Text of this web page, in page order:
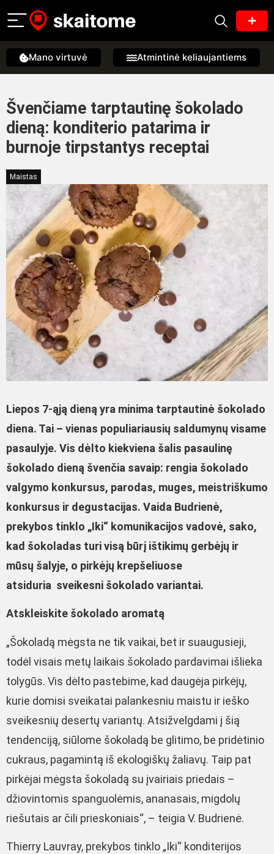
Mano virtuvė Atmintinė keliaujantiems
Švenčiame tarptautinę šokolado
dieną: konditerio patarima ir
burnoje tirpstantys receptai
Maistas
Liepos 7-ąją dieną yra minima tarptautinė šokolado
diena. Tai – vienas populiariausių saldumynų visame
pasaulyje. Vis dėlto kiekviena šalis pasaulinę
šokolado dieną švenčia savaip: rengia šokolado
valgymo konkursus, parodas, muges, meistriškumo
konkursus ir degustacijas. Vaida Budrienė,
prekybos tinklo „Iki“ komunikacijos vadovė, sako,
kad šokoladas turi visą būrį ištikimų gerbėjų ir
mūsų šalyje, o pirkėjų krepšeliuose
atsiduria sveikesni šokolado variantai.
Atskleiskite šokolado aromatą
„Šokoladą mėgsta ne tik vaikai, bet ir suaugusieji,
todėl visais metų laikais šokolado pardavimai išlieka
tolygūs. Vis dėlto pastebime, kad daugėja pirkėjų,
kurie domisi sveikatai palankesniu maistu ir ieško
sveikesnių desertų variantų. Atsižvelgdami į šią
tendenciją, siūlome šokoladą be glitimo, be pridėtinio
cukraus, pagamintą iš ekologiškų žaliavų. Taip pat
pirkėjai mėgsta šokoladą su įvairiais priedais –
džiovintomis spanguolėmis, ananasais, migdolų
riešutais ar čili prieskoniais“, – teigia V. Budrienė.
Thierry Lauvray, prekybos tinklo „Iki“ konditerijos